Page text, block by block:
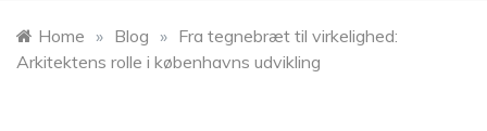
Home » Blog » Fra tegnebræt til virkelighed:
Arkitektens rolle i københavns udvikling